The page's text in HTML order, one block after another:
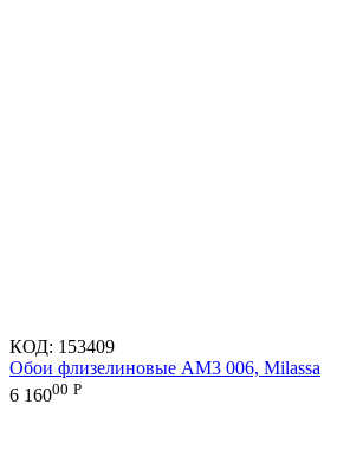
КОД: 153409
Обои флизелиновые AM3 006, Milassa
6 16000 Р